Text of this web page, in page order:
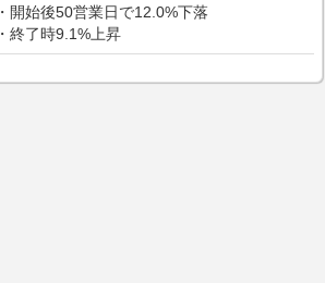
・開始後50営業日で12.0%下落
・終了時9.1%上昇